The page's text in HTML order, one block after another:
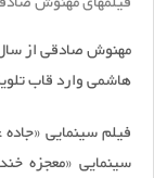
هاشمی وارد قاب